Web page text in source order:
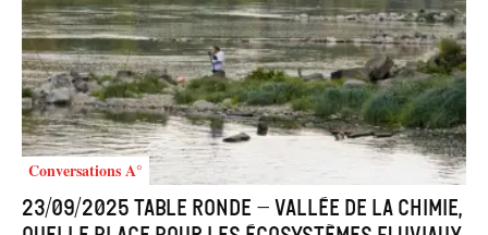
Conversations A°
23/09/2025 Table ronde – Vallée de la chimie,